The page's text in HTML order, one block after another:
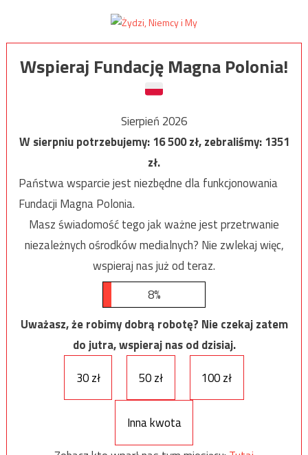
Wspieraj Fundację Magna Polonia!
Sierpień 2026
W sierpniu potrzebujemy:16 500zł, zebraliśmy:1351
zł.
Państwa wsparcie jest niezbędne dla funkcjonowania
Fundacji Magna Polonia.
Masz świadomość tego jak ważne jest przetrwanie
niezależnych ośrodków medialnych? Nie zwlekaj więc,
wspieraj nas już od teraz.
8%
Uważasz, że robimy dobrą robotę? Nie czekaj zatem
do jutra, wspieraj nas od dzisiaj.
30 zł
50 zł 100 zł
Inna kwota